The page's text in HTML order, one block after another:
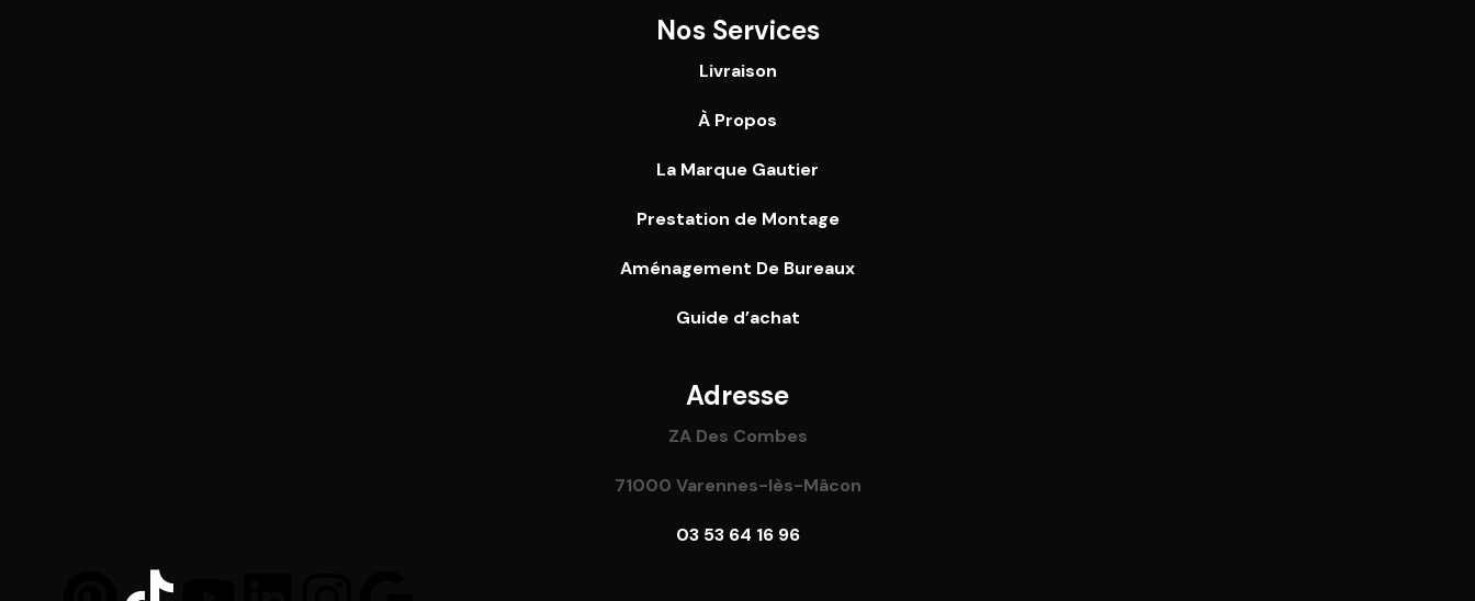
Nos Services
Livraison
À Propos
La Marque Gautier
Prestation de Montage
Aménagement De Bureaux
Guide d’achat
Adresse
ZA Des Combes
71000 Varennes-lès-Mâcon
03 53 64 16 96